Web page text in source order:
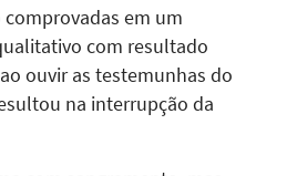
em um
com resultado
ouvir as testemunhas do
na interrupção da